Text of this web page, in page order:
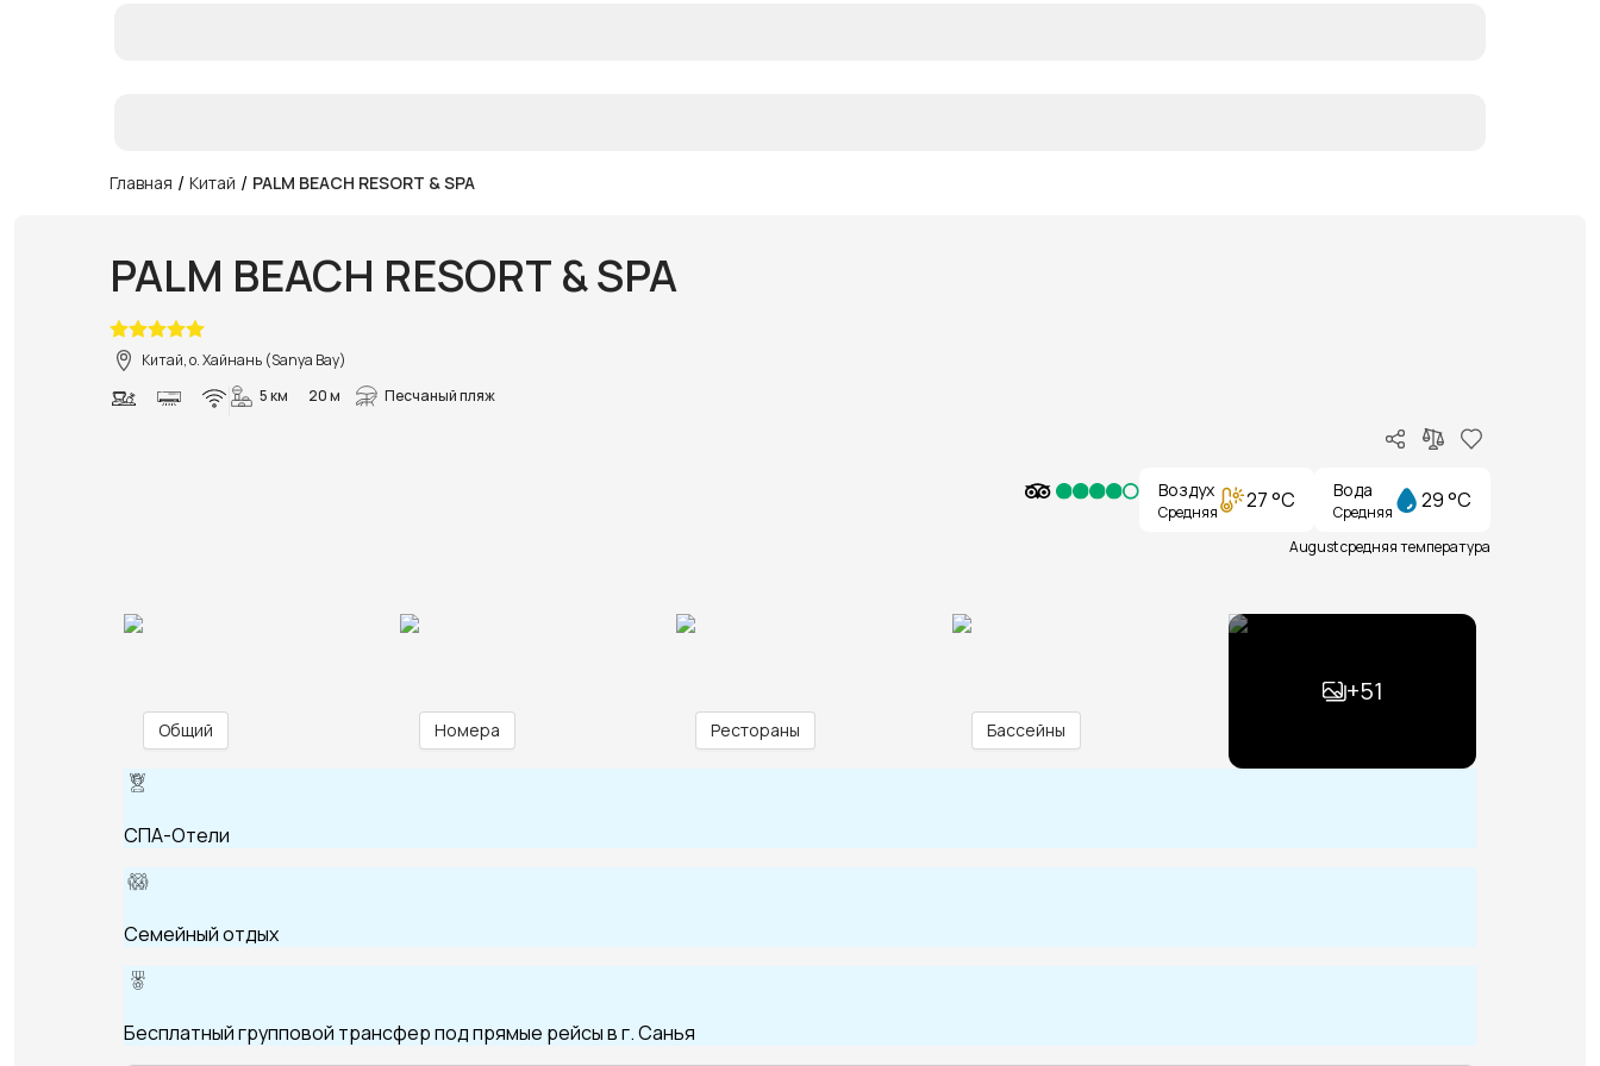
Главная / Китай / PALM BEACH RESORT & SPA
PALM BEACH RESORT & SPA
Китай, о. Хайнань (Sanya Bay)
5 км
20 м Песчаный пляж
Воздух
Средняя 27 °C Вода
Средняя 29 °C
August средняя температура
Общий Номера Рестораны Бассейны
+51
СПА-Отели
Семейный отдых
Бесплатный групповой трансфер под прямые рейсы в г. Санья